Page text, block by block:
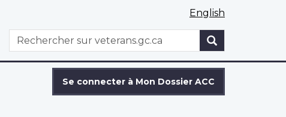
English
WxT
Search
Rechercher
Se connecter à Mon Dossier ACC